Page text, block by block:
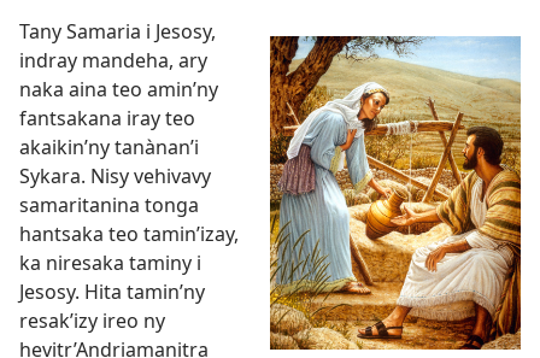
Tany Samaria i Jesosy,
indray mandeha, ary
naka aina teo amin’ny
fantsakana iray teo
akaikin’ny tanànan’i
Sykara. Nisy vehivavy
samaritanina tonga
hantsaka teo tamin’izay,
ka niresaka taminy i
Jesosy. Hita tamin’ny
resak’izy ireo ny
hevitr’Andriamanitra